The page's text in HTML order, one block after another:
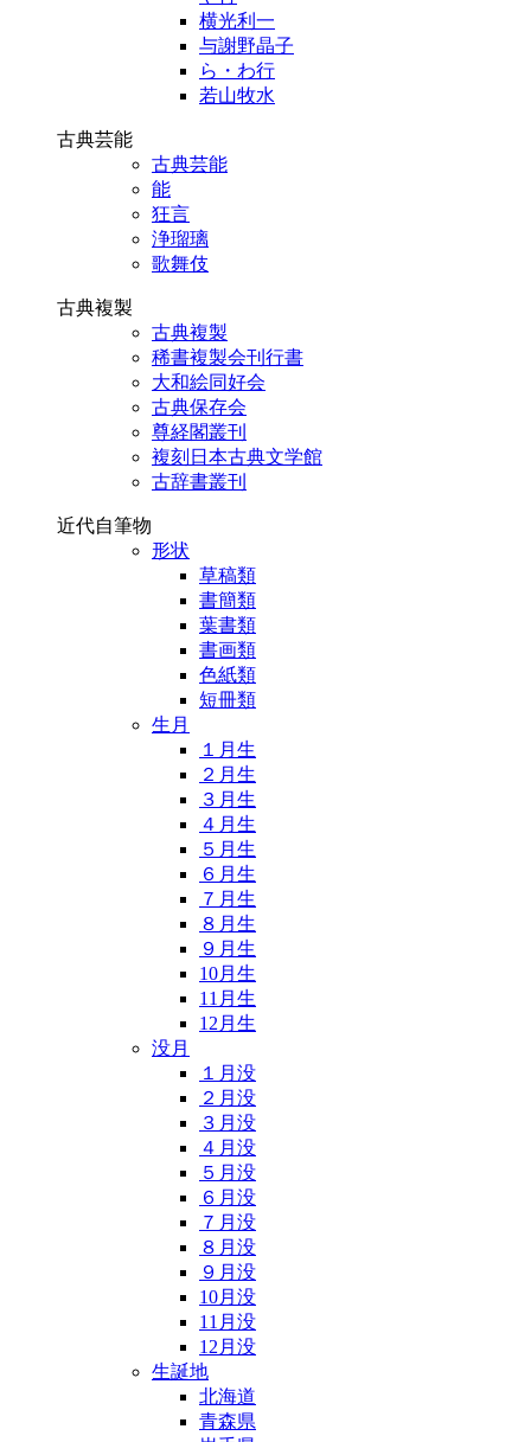
横光利一
与謝野晶子
ら・わ行
若山牧水
古典芸能
古典芸能
能
狂言
浄瑠璃
歌舞伎
古典複製
古典複製
稀書複製会刊行書
大和絵同好会
古典保存会
尊経閣叢刊
複刻日本古典文学館
古辞書叢刊
近代自筆物
形状
草稿類
書簡類
葉書類
書画類
色紙類
短冊類
生月
１月生
２月生
３月生
４月生
５月生
６月生
７月生
８月生
９月生
10月生
11月生
12月生
没月
１月没
２月没
３月没
４月没
５月没
６月没
７月没
８月没
９月没
10月没
11月没
12月没
生誕地
北海道
青森県